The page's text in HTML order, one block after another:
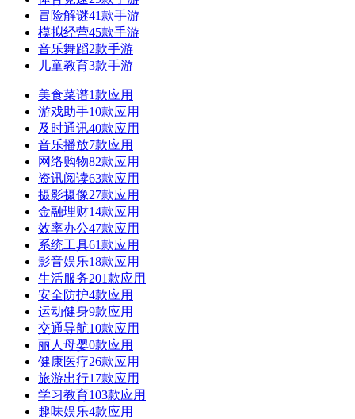
冒险解谜41款手游
模拟经营45款手游
音乐舞蹈2款手游
儿童教育3款手游
美食菜谱1款应用
游戏助手10款应用
及时通讯40款应用
音乐播放7款应用
网络购物82款应用
资讯阅读63款应用
摄影摄像27款应用
金融理财14款应用
效率办公47款应用
系统工具61款应用
影音娱乐18款应用
生活服务201款应用
安全防护4款应用
运动健身9款应用
交通导航10款应用
丽人母婴0款应用
健康医疗26款应用
旅游出行17款应用
学习教育103款应用
趣味娱乐4款应用